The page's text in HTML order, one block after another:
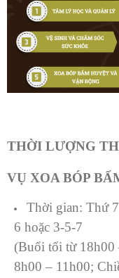
THỜI LƯỢNG
VỤ XOA BÓP
Thời gian: Thứ
6 hoặc 3-5-7
(Buổi tối từ 18h00
8h00 – 11h00;